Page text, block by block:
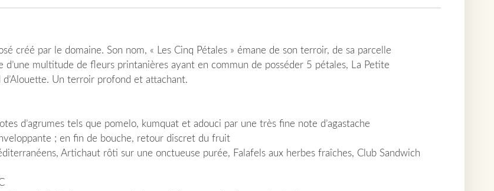
créé par le domaine. Son nom, « Les Cinq Pétales » émane de son terroir, de sa parcelle
multitude de fleurs printanières ayant en commun de posséder 5 pétales, La Petite
Un terroir profond et attachant.
d’agrumes tels que pomelo, kumquat et adouci par une très fine note d’agastache
; en fin de bouche, retour discret du fruit
Artichaut rôti sur une onctueuse purée, Falafels aux herbes fraîches, Club Sandwich